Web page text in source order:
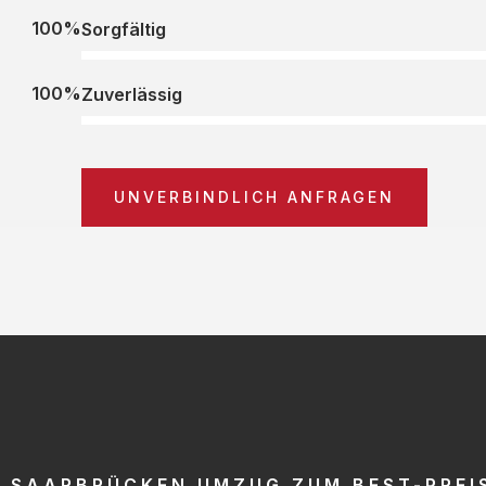
Sorgfältig
100%
Zuverlässig
100%
UNVERBINDLICH ANFRAGEN